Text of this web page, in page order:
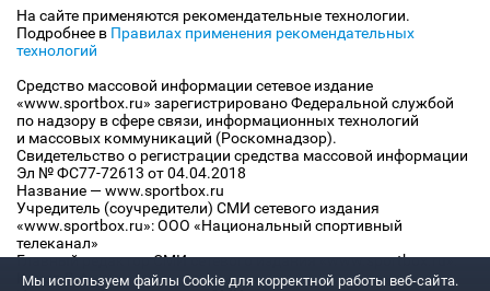
На сайте применяются рекомендательные технологии.
Подробнее в Правилах применения рекомендательных
технологий
Средство массовой информации сетевое издание
«www.sportbox.ru» зарегистрировано Федеральной службой
по надзору в сфере связи, информационных технологий
и массовых коммуникаций (Роскомнадзор).
Свидетельство о регистрации средства массовой информации
Эл № ФС77-72613 от 04.04.2018
Название — www.sportbox.ru
Учредитель (соучредители) СМИ сетевого издания
«www.sportbox.ru»: ООО «Национальный спортивный
телеканал»
Главный редактор СМИ сетевого издания «www.sportbox.ru»:
Конов В.А.
Мы используем файлы Сookie для корректной работы веб-сайта.